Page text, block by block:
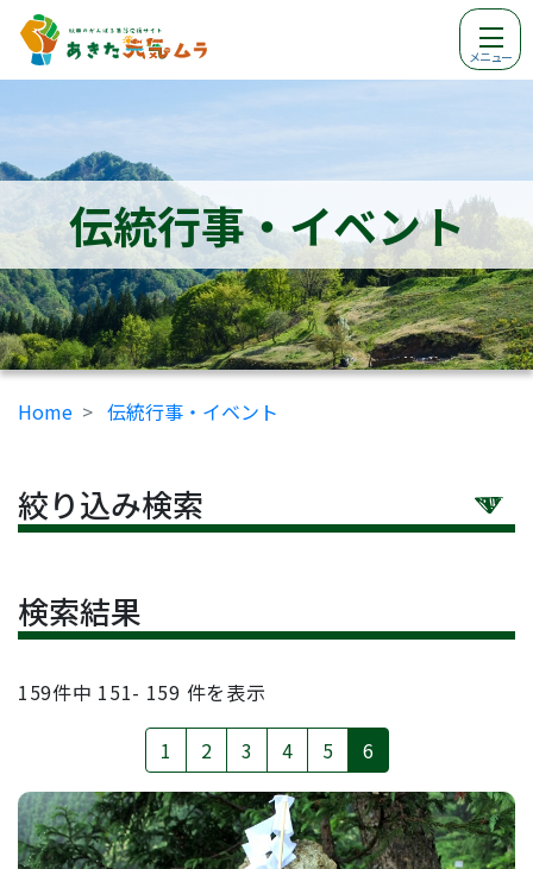
メニュー
伝統行事・イベント
Home 伝統行事・イベント
絞り込み検索
検索結果
159件中 151- 159 件を表示
1 2 3 4 5 6